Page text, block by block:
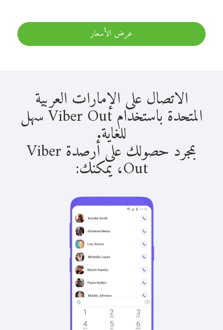
عرض الأسعار
الاتصال على الإمارات العربية
المتحدة باستخدام Viber Out سهل
للغاية.
بمجرد حصولك على أرصدة Viber
Out، يمكنك: